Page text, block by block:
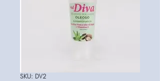
SKU: DV2